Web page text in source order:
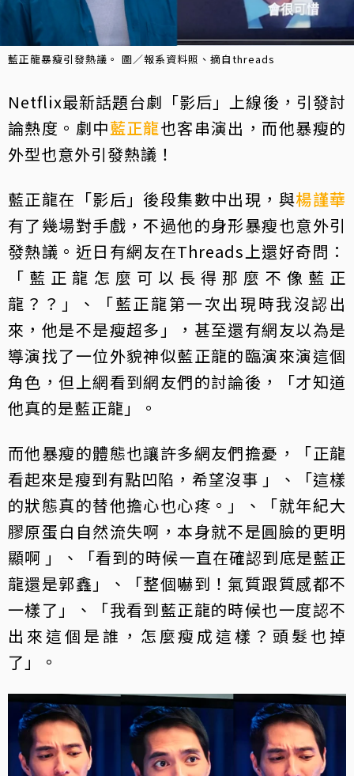
藍正龍暴瘦引發熱議。 圖／報系資料照、摘自threads
Netflix最新話題台劇「影后」上線後，引發討
論熱度。劇中藍正龍也客串演出，而他暴瘦的
外型也意外引發熱議！
藍正龍在「影后」後段集數中出現，與楊謹華
有了幾場對手戲，不過他的身形暴瘦也意外引
發熱議。近日有網友在Threads上還好奇問：
「藍正龍怎麼可以長得那麼不像藍正
龍？？」、「藍正龍第一次出現時我沒認出
來，他是不是瘦超多」，甚至還有網友以為是
導演找了一位外貌神似藍正龍的臨演來演這個
角色，但上網看到網友們的討論後，「才知道
他真的是藍正龍」。
而他暴瘦的體態也讓許多網友們擔憂，「正龍
看起來是瘦到有點凹陷，希望沒事 」、「這樣
的狀態真的替他擔心也心疼。」、「就年紀大
膠原蛋白自然流失啊，本身就不是圓臉的更明
顯啊 」、「看到的時候一直在確認到底是藍正
龍還是郭鑫」、「整個嚇到！氣質跟質感都不
一樣了」、「我看到藍正龍的時候也一度認不
出來這個是誰，怎麼瘦成這樣？頭髮也掉
了」。